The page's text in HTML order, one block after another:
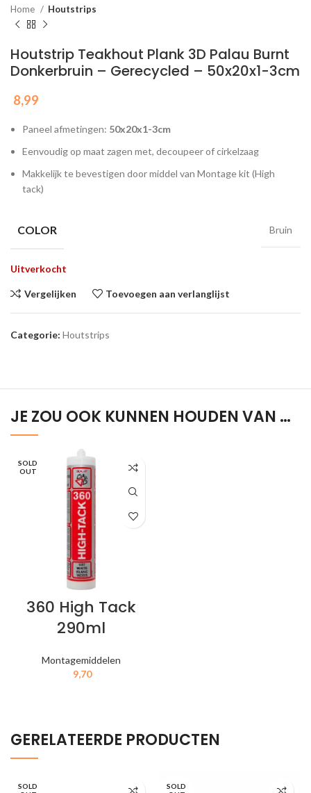
Home Houtstrips
Houtstrip Teakhout Plank 3D Palau Burnt
Donkerbruin – Gerecycled – 50x20x1-3cm
8,99
Paneel afmetingen: 50x20x1-3cm
Eenvoudig op maat zagen met, decoupeer of cirkelzaag
Makkelijk te bevestigen door middel van Montage kit (High
tack)
COLOR Bruin
Uitverkocht
Vergelijken Toevoegen aan verlanglijst
Categorie: Houtstrips
JE ZOU OOK KUNNEN HOUDEN VAN …
SOLD
OUT
360 High Tack
290ml
Montagemiddelen
9,70
GERELATEERDE PRODUCTEN
SOLD
SOLD